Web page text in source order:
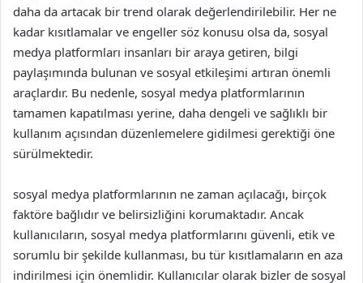
daha da artacak bir trend olarak değerlendirilebilir. Her ne
kadar kısıtlamalar ve engeller söz konusu olsa da, sosyal
medya platformları insanları bir araya getiren, bilgi
paylaşımında bulunan ve sosyal etkileşimi artıran önemli
araçlardır. Bu nedenle, sosyal medya platformlarının
tamamen kapatılması yerine, daha dengeli ve sağlıklı bir
kullanım açısından düzenlemelere gidilmesi gerektiği öne
sürülmektedir.
sosyal medya platformlarının ne zaman açılacağı, birçok
faktöre bağlıdır ve belirsizliğini korumaktadır. Ancak
kullanıcıların, sosyal medya platformlarını güvenli, etik ve
sorumlu bir şekilde kullanması, bu tür kısıtlamaların en aza
indirilmesi için önemlidir. Kullanıcılar olarak bizler de sosyal